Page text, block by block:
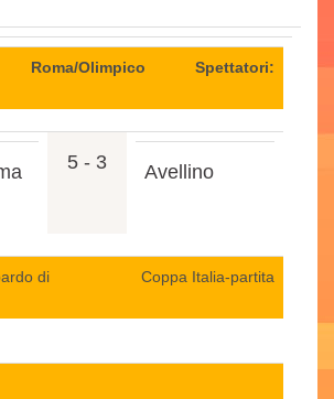
Roma/Olimpico Spettatori:
5 - 3 Avellino
di
Coppa Italia-partita